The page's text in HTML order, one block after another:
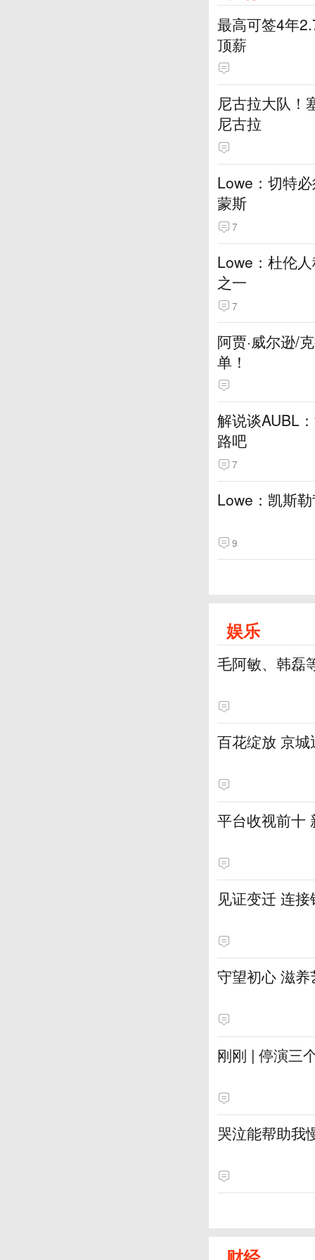
最高可签4年
顶薪
尼古拉大队！
尼古拉
Lowe：切特
蒙斯
7
Lowe：杜伦
之一
7
阿贾·威尔逊/
单！
解说谈AUBL
路吧
7
Lowe：凯斯
9
娱乐
毛阿敏、韩磊
百花绽放 京
平台收视前十
见证变迁 连
守望初心 滋
刚刚 | 停演三
哭泣能帮助我